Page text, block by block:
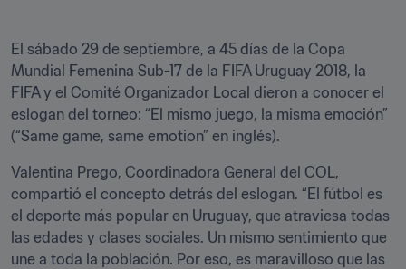
El sábado 29 de septiembre, a 45 días de la Copa
Mundial Femenina Sub-17 de la FIFA Uruguay 2018, la
FIFA y el Comité Organizador Local dieron a conocer el
eslogan del torneo: “El mismo juego, la misma emoción”
(“Same game, same emotion” en inglés).
Valentina Prego, Coordinadora General del COL,
compartió el concepto detrás del eslogan. “El fútbol es
el deporte más popular en Uruguay, que atraviesa todas
las edades y clases sociales. Un mismo sentimiento que
une a toda la población. Por eso, es maravilloso que las